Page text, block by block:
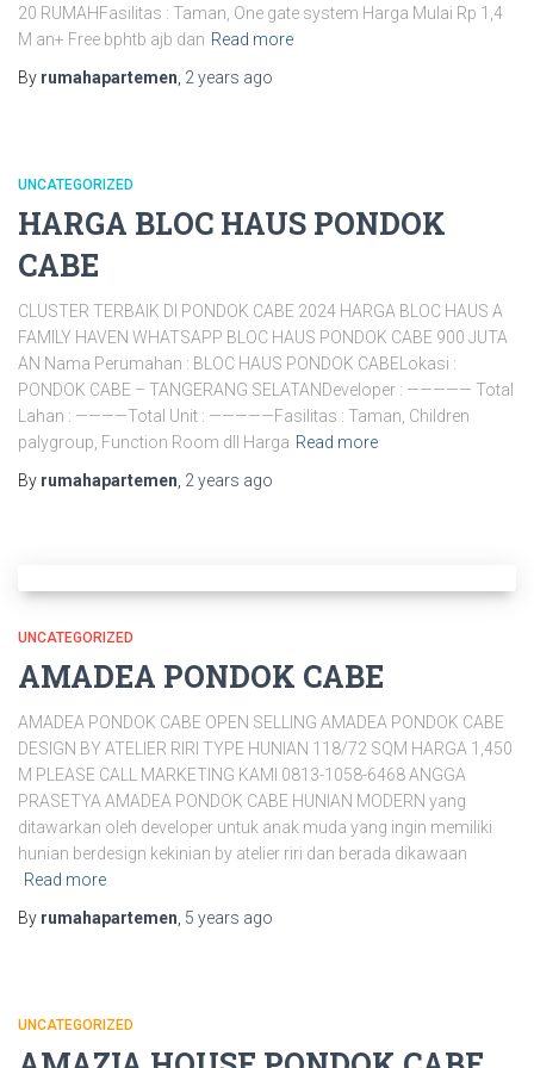
20 RUMAHFasilitas : Taman, One gate system Harga Mulai Rp 1,4
M an+ Free bphtb ajb dan Read more
By rumahapartemen 2 years ago
UNCATEGORIZED
HARGA BLOC HAUS PONDOK
CABE
CLUSTER TERBAIK DI PONDOK CABE 2024 HARGA BLOC HAUS A
FAMILY HAVEN WHATSAPP BLOC HAUS PONDOK CABE 900 JUTA
AN Nama Perumahan : BLOC HAUS PONDOK CABELokasi :
PONDOK CABE – TANGERANG SELATANDeveloper : ————— Total
Lahan : ————Total Unit : —————Fasilitas : Taman, Children
palygroup, Function Room dll Harga Read more
By rumahapartemen 2 years ago
UNCATEGORIZED
AMADEA PONDOK CABE
AMADEA PONDOK CABE OPEN SELLING AMADEA PONDOK CABE
DESIGN BY ATELIER RIRI TYPE HUNIAN 118/72 SQM HARGA 1,450
M PLEASE CALL MARKETING KAMI 0813-1058-6468 ANGGA
PRASETYA AMADEA PONDOK CABE HUNIAN MODERN yang
ditawarkan oleh developer untuk anak muda yang ingin memiliki
hunian berdesign kekinian by atelier riri dan berada dikawaan
Read more
By rumahapartemen 5 years ago
UNCATEGORIZED